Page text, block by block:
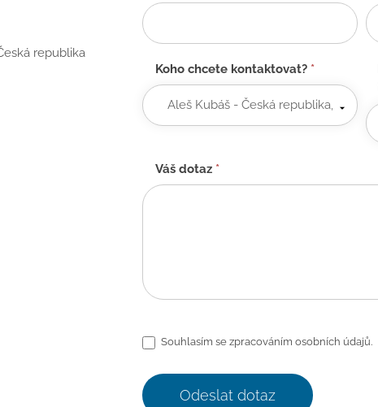
republika
Koho chcete kontaktovat? *
Váš dotaz *
Souhlasím se zpracováním osobních údajů.
Odeslat dotaz